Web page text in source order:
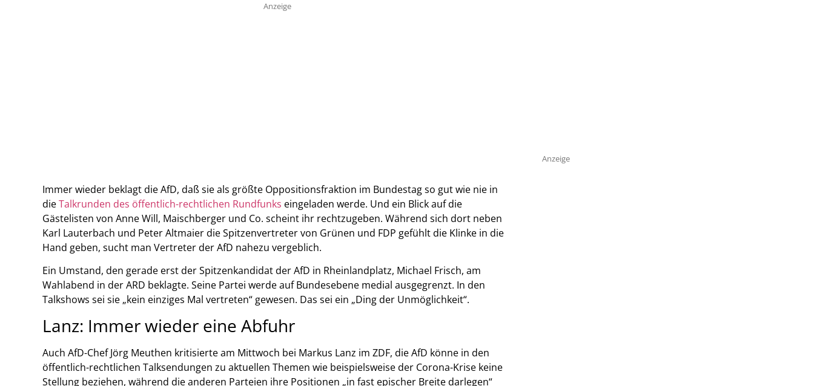
Anzeige
Immer wieder beklagt die AfD, daß sie als größte Oppositionsfraktion im Bundestag so gut wie nie in
dieTalkrunden des öffentlich-rechtlichen Rundfunks eingeladen werde. Und ein Blick auf die
Gästelisten von Anne Will, Maischberger und Co. scheint ihr rechtzugeben. Während sich dort neben
Karl Lauterbach und Peter Altmaier die Spitzenvertreter von Grünen und FDP gefühlt die Klinke in die
Hand geben, sucht man Vertreter der AfD nahezu vergeblich.
Ein Umstand, den gerade erst der Spitzenkandidat der AfD in Rheinlandplatz, Michael Frisch, am
Wahlabend in der ARD beklagte. Seine Partei werde auf Bundesebene medial ausgegrenzt. In den
Talkshows sei sie „kein einziges Mal vertreten“ gewesen. Das sei ein „Ding der Unmöglichkeit“.
Lanz: Immer wieder eine Abfuhr
Auch AfD-Chef Jörg Meuthen kritisierte am Mittwoch bei Markus Lanz im ZDF, die AfD könne in den
öffentlich-rechtlichen Talksendungen zu aktuellen Themen wie beispielsweise der Corona-Krise keine
Stellung beziehen, während die anderen Parteien ihre Positionen „in fast epischer Breite darlegen“
Anzeige